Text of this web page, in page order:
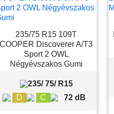
235/75 R15 109T
COOPER Discoverer A/T3
Sport 2 OWL
Négyévszakos Gumi
235/ 75/ R15
D
C 72 dB